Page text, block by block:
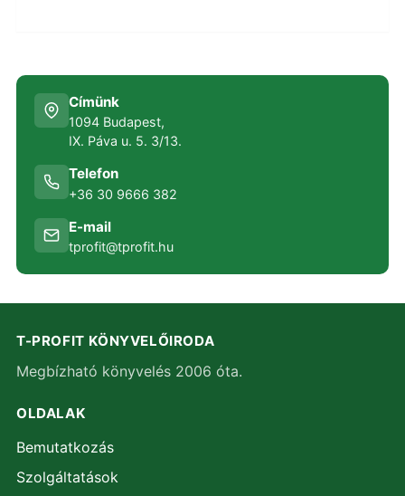
Címünk
1094 Budapest,
IX. Páva u. 5. 3/13.
Telefon
+36 30 9666 382
E-mail
tprofit@tprofit.hu
T-PROFIT KÖNYVELŐIRODA
Megbízható könyvelés 2006 óta.
OLDALAK
Bemutatkozás
Szolgáltatások